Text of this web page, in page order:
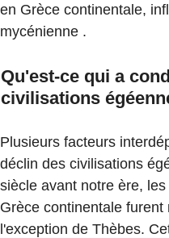
en Grèce continentale,
mycénienne .
Qu'est-ce qui a
civilisations
Plusieurs facteurs
déclin des civilisations
siècle avant notre ère,
Grèce continentale
l'exception de Thèbes.